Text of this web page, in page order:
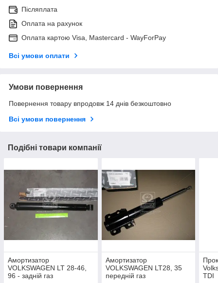
Післяплата
Оплата на рахунок
Оплата картою Visa, Mastercard - WayForPay
Всі умови оплати
Умови повернення
Повернення товару впродовж 14 днів безкоштовно
Всі умови повернення
Подібні товари компанії
Амортизатор
VOLKSWAGEN LT 28-46,
96 - задній газ
Амортизатор
VOLKSWAGEN LT28, 35
передній газ
TDI